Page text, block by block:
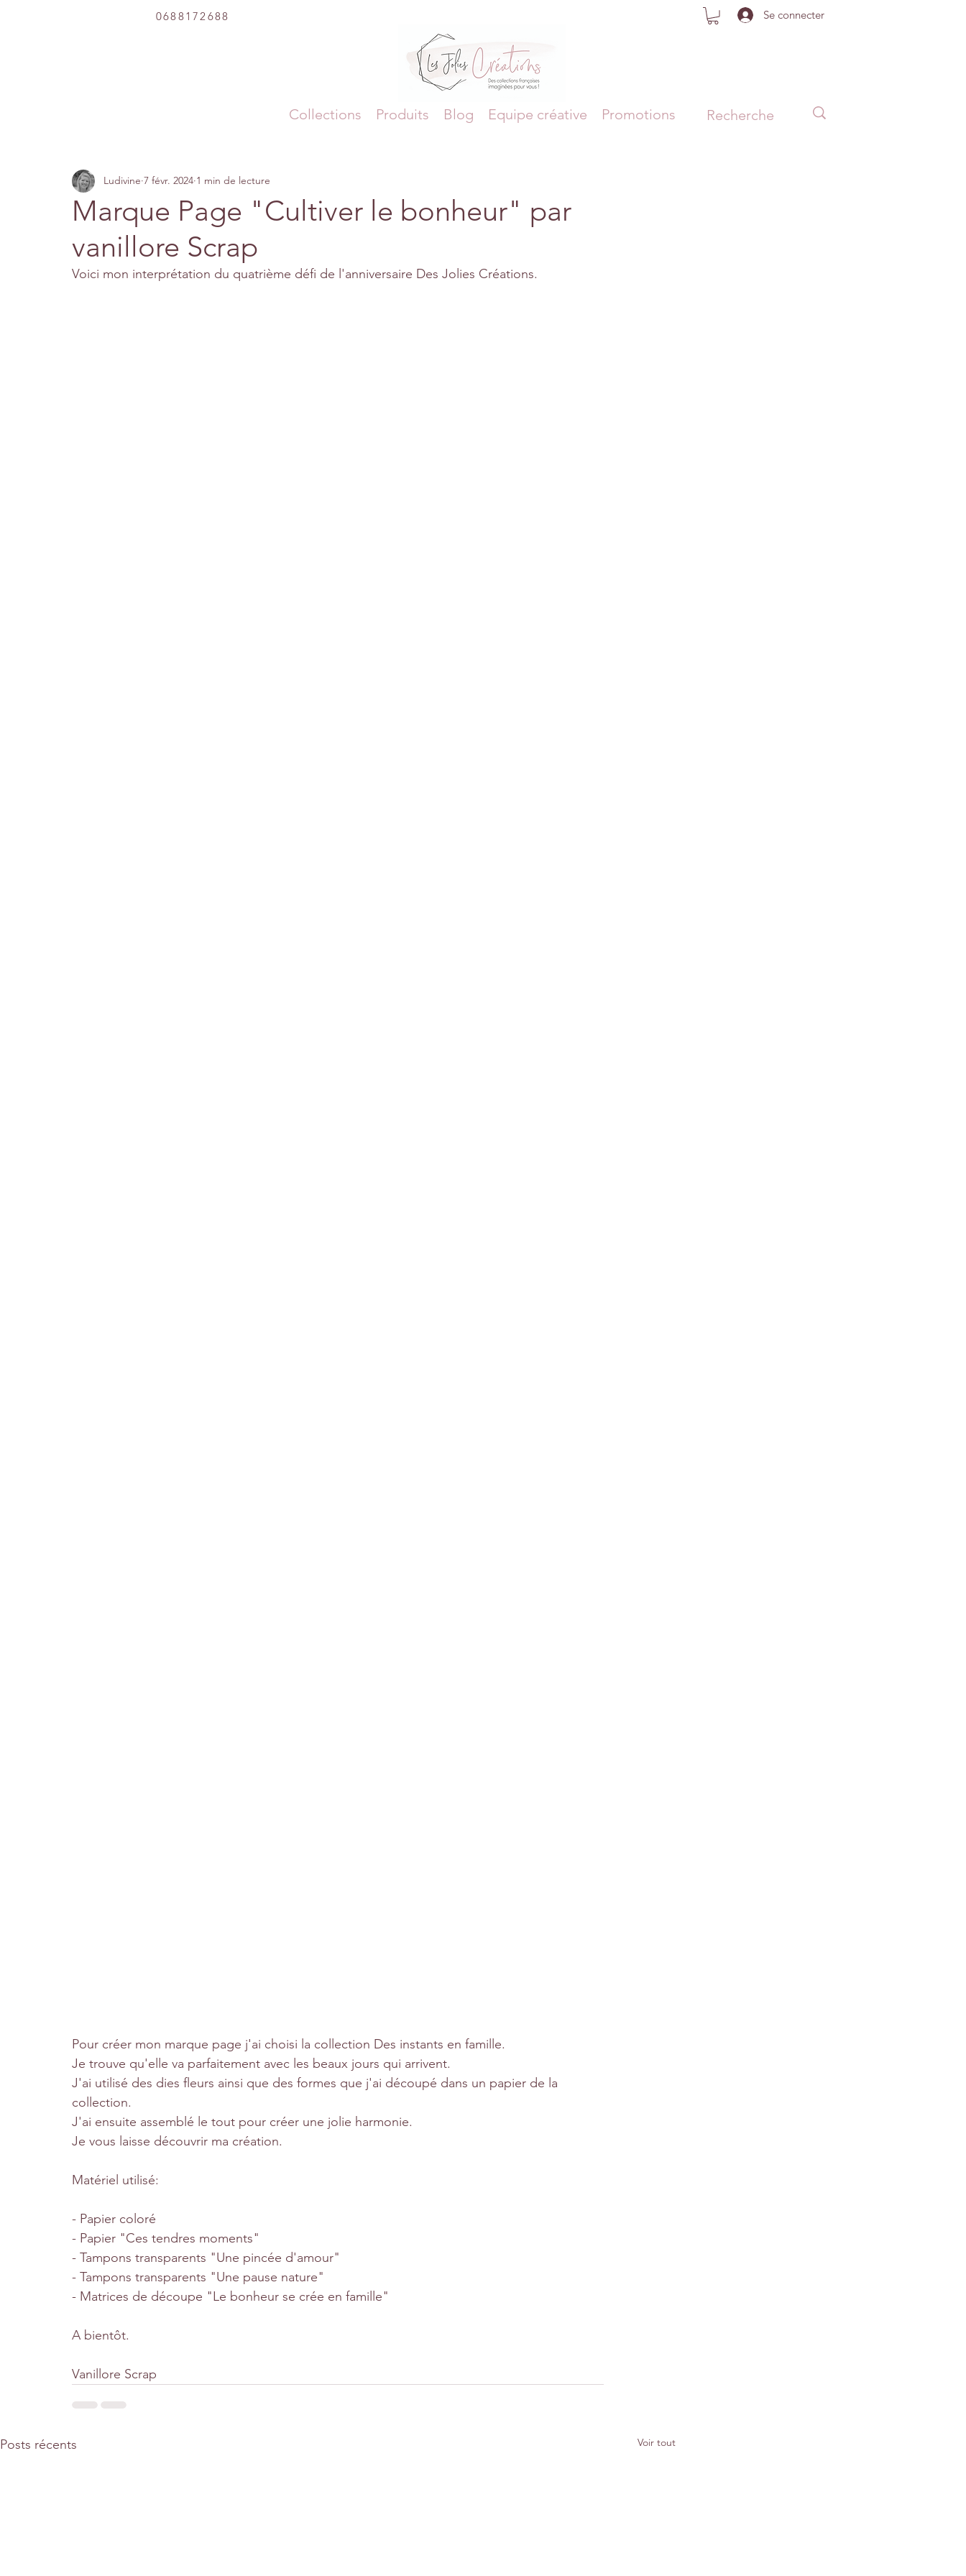
0688172688 Se connecter
Collections Produits Blog Equipe créative Promotions
Marque Page "Cultiver le bonheur" par
vanillore Scrap
Ludivine 7 févr. 2024 1 min de lecture
Voici mon interprétation du quatrième défi de l'anniversaire Des Jolies Créations.
Pour créer mon marque page j'ai choisi la collection Des instants en famille.
Je trouve qu'elle va parfaitement avec les beaux jours qui arrivent.
J'ai utilisé des dies fleurs ainsi que des formes que j'ai découpé dans un papier de la
collection.
J'ai ensuite assemblé le tout pour créer une jolie harmonie.
Je vous laisse découvrir ma création.
Matériel utilisé:
- Papier coloré
- Papier "Ces tendres moments"
- Tampons transparents "Une pincée d'amour"
- Tampons transparents "Une pause nature"
- Matrices de découpe "Le bonheur se crée en famille"
A bientôt.
Vanillore Scrap
Posts récents Voir tout